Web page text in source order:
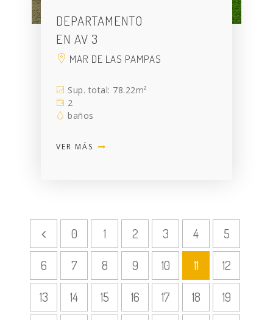
DEPARTAMENTO
EN AV 3
MAR DE LAS PAMPAS
Sup. total: 78.22m²
2
baños
VER MÁS
0 1 2 3 4
5
6
7 8 9 10 11
12
13
14 15 16 17 18
19